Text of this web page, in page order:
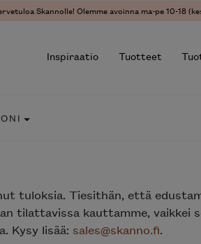
Skannolle! Olemme avoinna ma-pe 10-18
Inspiraatio Tuotteet
tuloksia. Tiesithän, että
tilattavissa kauttamme, vaikkei
Kysy lisää: sales@skanno.fi.